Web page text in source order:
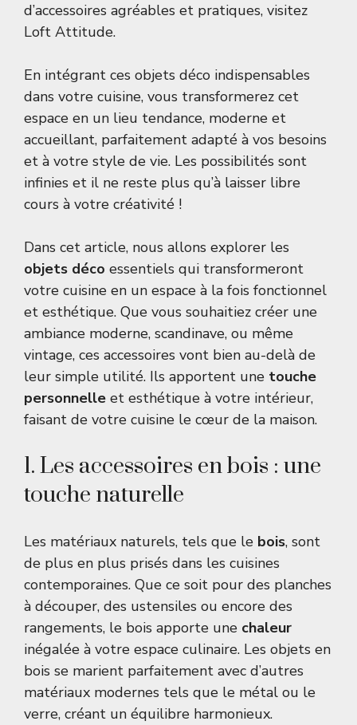
d’accessoires agréables et pratiques, visitez
Loft Attitude.
En intégrant ces objets déco indispensables
dans votre cuisine, vous transformerez cet
espace en un lieu tendance, moderne et
accueillant, parfaitement adapté à vos besoins
et à votre style de vie. Les possibilités sont
infinies et il ne reste plus qu’à laisser libre
cours à votre créativité !
Dans cet article, nous allons explorer les
objets déco essentiels qui transformeront
votre cuisine en un espace à la fois fonctionnel
et esthétique. Que vous souhaitiez créer une
ambiance moderne, scandinave, ou même
vintage, ces accessoires vont bien au-delà de
leur simple utilité. Ils apportent une touche
personnelle et esthétique à votre intérieur,
faisant de votre cuisine le cœur de la maison.
1. Les accessoires en bois : une
touche naturelle
Les matériaux naturels, tels que le bois, sont
de plus en plus prisés dans les cuisines
contemporaines. Que ce soit pour des planches
à découper, des ustensiles ou encore des
rangements, le bois apporte une chaleur
inégalée à votre espace culinaire. Les objets en
bois se marient parfaitement avec d’autres
matériaux modernes tels que le métal ou le
verre, créant un équilibre harmonieux.